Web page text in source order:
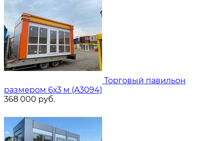
Торговый павильон
размером 6х3 м (A3094)
368 000 руб.